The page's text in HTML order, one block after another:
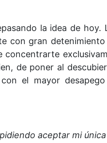
la idea de
con gran
de poner al
el mayor
aceptar mi